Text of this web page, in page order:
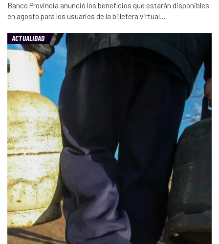
Banco Provincia anunció los beneficios que estarán disponibles
en agosto para los usuarios de la billetera virtual…
ACTUALIDAD